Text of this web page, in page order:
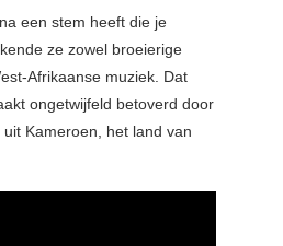
een stem heeft die je
ze zowel broeierige
Afrikaanse muziek. Dat
ongetwijfeld betoverd door
Kameroen, het land van